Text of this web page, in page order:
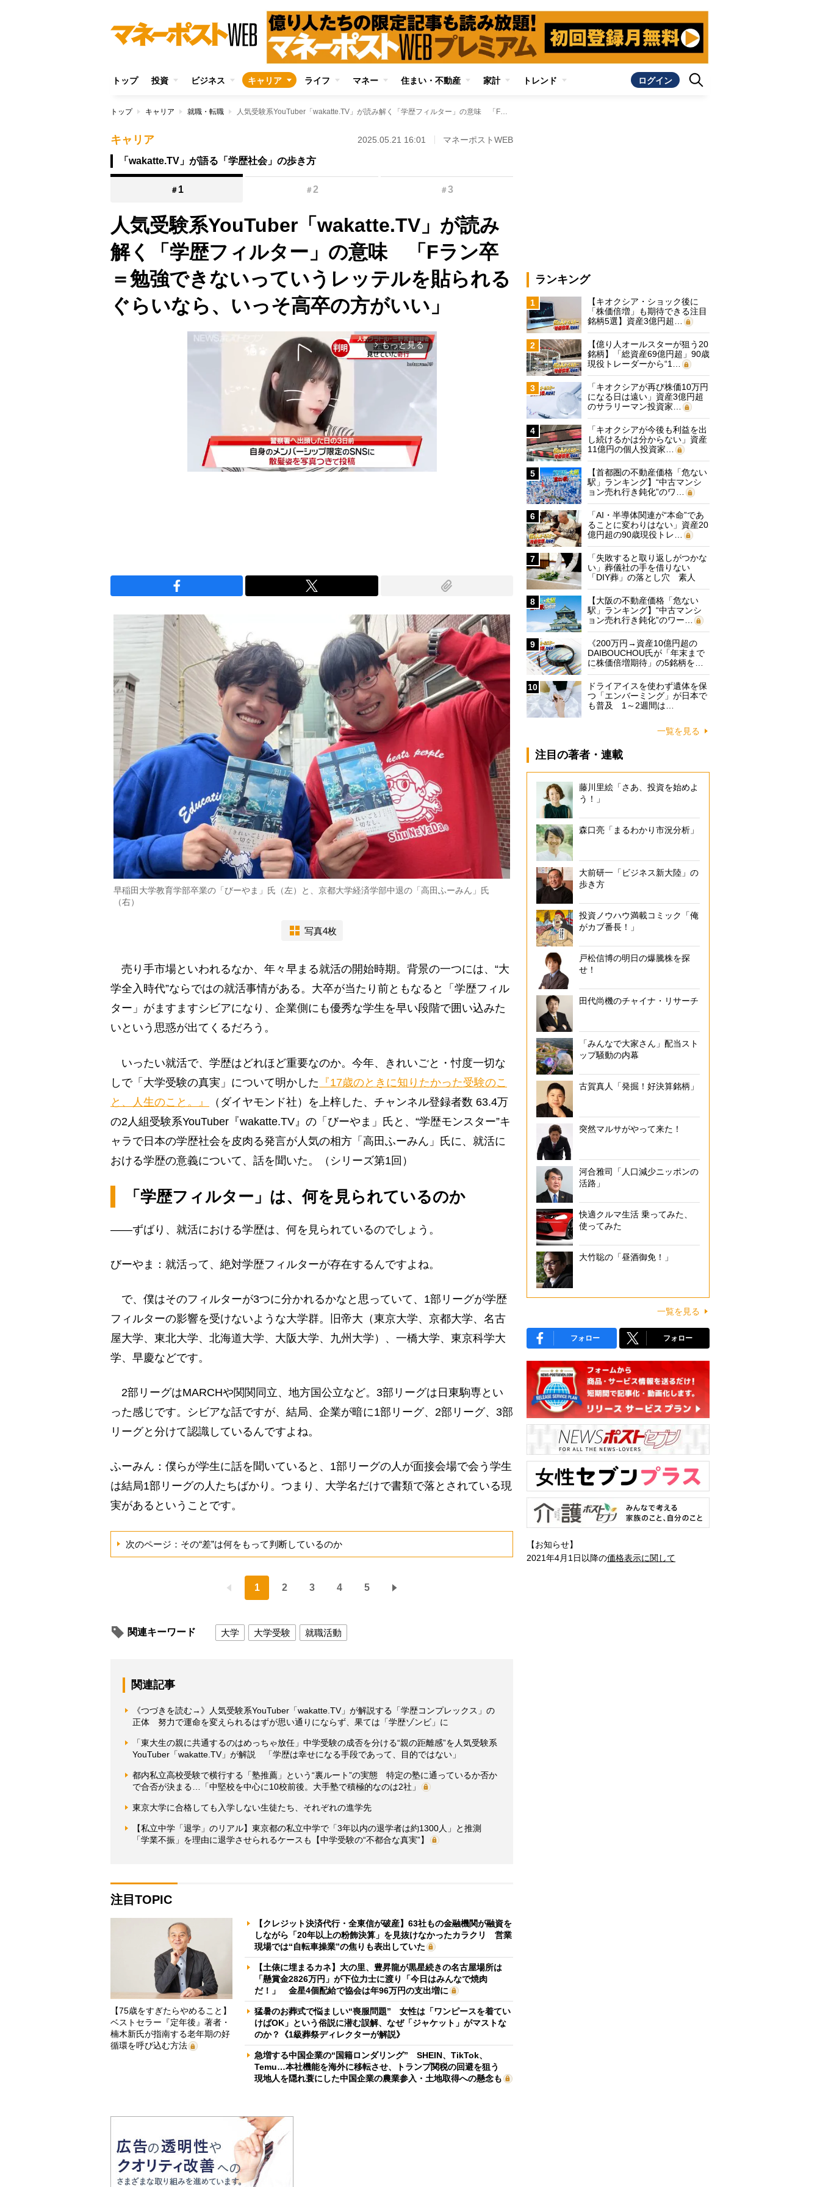
トップ 投資 ビジネス キャリア ライフ マネー 住まい・不動産 家計 トレンド ログイン
トップ キャリア 就職・転職 人気受験系YouTuber「wakatte.TV」が読み解く「学歴フィルター」の意味 「Fラン卒＝勉強できないっていうレッテルを貼られるぐらいなら、いっそ高卒の方がいい」
キャリア 2025.05.21 16:01 マネーポストWEB
「wakatte.TV」が語る「学歴社会」の歩き方
＃ 1 ＃2 ＃3
人気受験系YouTuber「wakatte.TV」が読み
解く「学歴フィルター」の意味 「Fラン卒
＝勉強できないっていうレッテルを貼られる
ぐらいなら、いっそ高卒の方がいい」
arrow_forward_ios もっと見る
早稲田大学教育学部卒業の「びーやま」氏（左）と、京都大学経済学部中退の「高田ふーみん」氏
（右）
写真4枚
売り手市場といわれるなか、年々早まる就活の開始時期。背景の一つには、“大
学全入時代”ならではの就活事情がある。大卒が当たり前ともなると「学歴フィル
ター」がますますシビアになり、企業側にも優秀な学生を早い段階で囲い込みた
いという思惑が出てくるだろう。
いったい就活で、学歴はどれほど重要なのか。今年、きれいごと・忖度一切な
しで「大学受験の真実」について明かした 『17歳のときに知りたかった受験のこ
と、人生のこと。』
（ダイヤモンド社）を上梓した、チャンネル登録者数 63.4万
の2人組受験系YouTuber『wakatte.TV』の「びーやま」氏と、“学歴モンスター”キ
ャラで日本の学歴社会を皮肉る発言が人気の相方「高田ふーみん」氏に、就活に
おける学歴の意義について、話を聞いた。（シリーズ第1回）
「学歴フィルター」は、何を見られているのか
――ずばり、就活における学歴は、何を見られているのでしょう。
びーやま：就活って、絶対学歴フィルターが存在するんですよね。
で、僕はそのフィルターが3つに分かれるかなと思っていて、1部リーグが学歴
フィルターの影響を受けないような大学群。旧帝大（東京大学、京都大学、名古
屋大学、東北大学、北海道大学、大阪大学、九州大学）、一橋大学、東京科学大
学、早慶などです。
2部リーグはMARCHや関関同立、地方国公立など。3部リーグは日東駒専とい
った感じです。シビアな話ですが、結局、企業が暗に1部リーグ、2部リーグ、3部
リーグと分けて認識しているんですよね。
ふーみん：僕らが学生に話を聞いていると、1部リーグの人が面接会場で会う学生
は結局1部リーグの人たちばかり。つまり、大学名だけで書類で落とされている現
実があるということです。
次のページ：その“差”は何をもって判断しているのか
1 2 3 4 5
関連キーワード 大学 大学受験 就職活動
関連記事
《つづきを読む→》人気受験系YouTuber「wakatte.TV」が解説する「学歴コンプレックス」の
正体 努力で運命を変えられるはずが思い通りにならず、果ては「学歴ゾンビ」に
「東大生の親に共通するのはめっちゃ放任」中学受験の成否を分ける“親の距離感”を人気受験系
YouTuber「wakatte.TV」が解説 「学歴は幸せになる手段であって、目的ではない」
都内私立高校受験で横行する「塾推薦」という“裏ルート”の実態 特定の塾に通っているか否か
で合否が決まる…「中堅校を中心に10校前後。大手塾で積極的なのは2社」
東京大学に合格しても入学しない生徒たち、それぞれの進学先
【私立中学「退学」のリアル】東京都の私立中学で「3年以内の退学者は約1300人」と推測
「学業不振」を理由に退学させられるケースも【中学受験の“不都合な真実”】
注目TOPIC
【75歳をすぎたらやめること】
ベストセラー『定年後』著者・
楠木新氏が指南する老年期の好
循環を呼び込む方法
【クレジット決済代行・全東信が破産】63社もの金融機関が融資を
しながら「20年以上の粉飾決算」を見抜けなかったカラクリ 営業
現場では“自転車操業”の焦りも表出していた
【土俵に埋まるカネ】大の里、豊昇龍が黒星続きの名古屋場所は
「懸賞金2826万円」が下位力士に渡り「今日はみんなで焼肉
だ！」 金星4個配給で協会は年96万円の支出増に
猛暑のお葬式で悩ましい“喪服問題” 女性は「ワンピースを着てい
けばOK」という俗説に潜む誤解、なぜ「ジャケット」がマストな
のか？《1級葬祭ディレクターが解説》
急増する中国企業の“国籍ロンダリング” SHEIN、TikTok、
Temu…本社機能を海外に移転させ、トランプ関税の回避を狙う
現地人を隠れ蓑にした中国企業の農業参入・土地取得への懸念も
ランキング
1
【キオクシア・ショック後に
「株価倍増」も期待できる注目
銘柄5選】資産3億円超…
2
【億り人オールスターが狙う20
銘柄】「総資産69億円超」90歳
現役トレーダーから“1…
3
「キオクシアが再び株価10万円
になる日は遠い」資産3億円超
のサラリーマン投資家…
4
「キオクシアが今後も利益を出
し続けるかは分からない」資産
11億円の個人投資家…
5
【首都圏の不動産価格「危ない
駅」ランキング】“中古マンシ
ョン売れ行き鈍化”のワ…
6
「AI・半導体関連が“本命”であ
ることに変わりはない」資産20
億円超の90歳現役トレ…
7
「失敗すると取り返しがつかな
い」葬儀社の手を借りない
「DIY葬」の落とし穴 素人
に…
8
【大阪の不動産価格「危ない
駅」ランキング】“中古マンシ
ョン売れ行き鈍化”のワー…
9
《200万円→資産10億円超の
DAIBOUCHOU氏が「年末まで
に株価倍増期待」の5銘柄を…
10
ドライアイスを使わず遺体を保
つ「エンバーミング」が日本で
も普及 1～2週間は…
一覧を見る
注目の著者・連載
藤川里絵「さあ、投資を始めよ
う！」
森口亮「まるわかり市況分析」
大前研一「ビジネス新大陸」の
歩き方
投資ノウハウ満載コミック「俺
がカブ番長！」
戸松信博の明日の爆騰株を探
せ！
田代尚機のチャイナ・リサーチ
「みんなで大家さん」配当スト
ップ騒動の内幕
古賀真人「発掘！好決算銘柄」
突然マルサがやって来た！
河合雅司「人口減少ニッポンの
活路」
快適クルマ生活 乗ってみた、
使ってみた
大竹聡の「昼酒御免！」
一覧を見る
フォロー フォロー
【お知らせ】
2021年4月1日以降の価格表示に関して